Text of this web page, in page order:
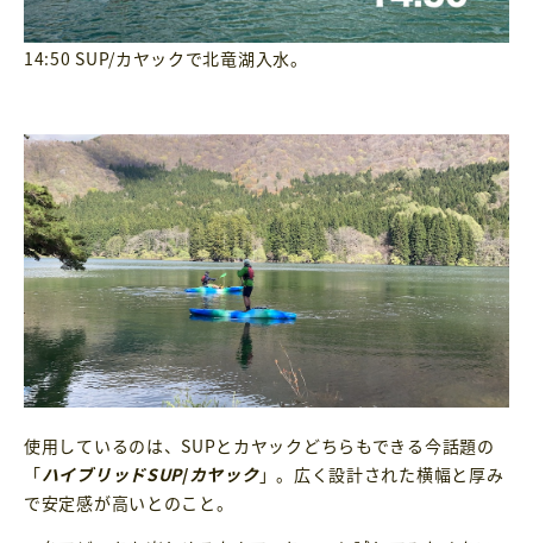
14:50 SUP/カヤックで北竜湖入水。
使用しているのは、SUPとカヤックどちらもできる今話題の
「ハイブリッドSUP/カヤック」。広く設計された横幅と厚み
で安定感が高いとのこと。